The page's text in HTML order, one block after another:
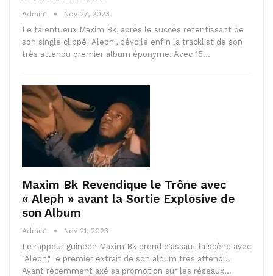
Admin1 Nov 27, 2023
Le talentueux Maxim Bk, après le succès retentissant de
son single clippé "Aleph", dévoile enfin la tracklist de son
très attendu premier album éponyme. Avec 15…
Maxim Bk Revendique le Trône avec
« Aleph » avant la Sortie Explosive de
son Album
Admin1 Nov 21, 2023
Le rappeur guinéen Maxim Bk prend d'assaut la scène avec
"Aleph," le premier extrait de son album très attendu.
Ayant récemment axé sa promotion sur les réseaux…